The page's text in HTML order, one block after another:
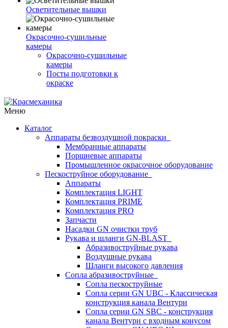
Осветительные вышки
Окрасочно-сушильные
камеры
Окрасочно-сушильные
камеры
Посты подготовки к
окраске
Меню
Каталог
Аппараты безвоздушной покраски
Мембранные аппараты
Поршневые аппараты
Промышленное окрасочное оборудование
Пескоструйное оборудование
Аппараты
Комплектация LIGHT
Комплектация PRIME
Комплектация PRO
Запчасти
Насадки GN очистки труб
Рукава и шланги GN-BLAST
Абразивоструйные рукава
Воздушные рукава
Шланги высокого давления
Сопла абразивоструйные
Сопла пескоструйные
Сопла серии GN UBC - Классическая
конструкция канала Вентури
Сопла серии GN SBC - конструкция
канала Вентури c входным конусом